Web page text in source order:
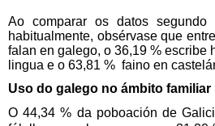
Ao comparar os datos
habitualmente, obsérvase que
falan en galego, o 36,19 % escribe
lingua e o 63,81 % faino en
Uso do galego no ámbito familiar
O 44,34 % da poboación de